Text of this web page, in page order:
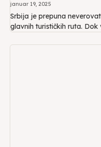
januar 19, 2025
Srbija je prepuna
glavnih turističkih ruta. Dok